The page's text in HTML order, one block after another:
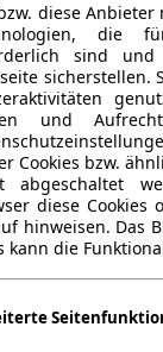
diese Anbieter
die
sind und
sicherstellen.
und
Cookies bzw.
abgeschaltet
diese Cookies
hinweisen. Das
kann die